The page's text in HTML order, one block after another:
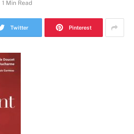
1 Min Read
Twitter Pinterest